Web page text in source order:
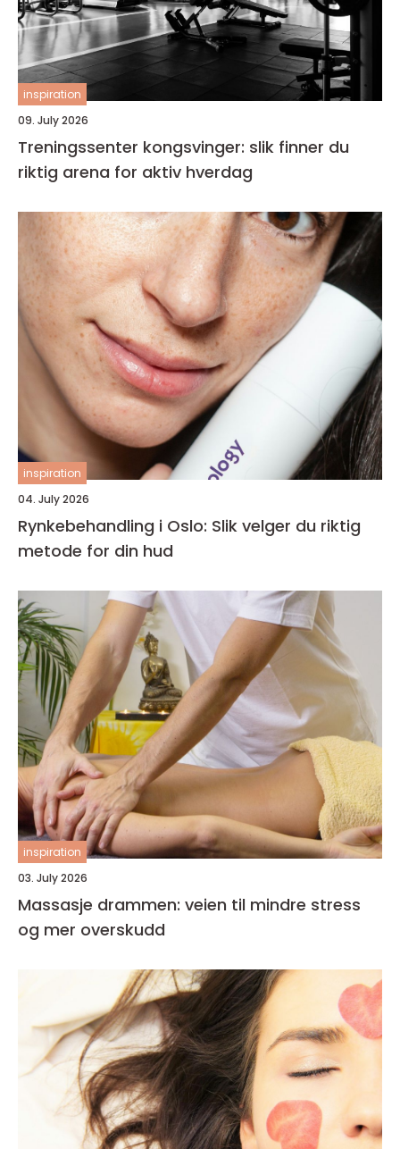
inspiration
09. July 2026
Treningssenter kongsvinger: slik finner du
riktig arena for aktiv hverdag
inspiration
04. July 2026
Rynkebehandling i Oslo: Slik velger du riktig
metode for din hud
inspiration
03. July 2026
Massasje drammen: veien til mindre stress
og mer overskudd